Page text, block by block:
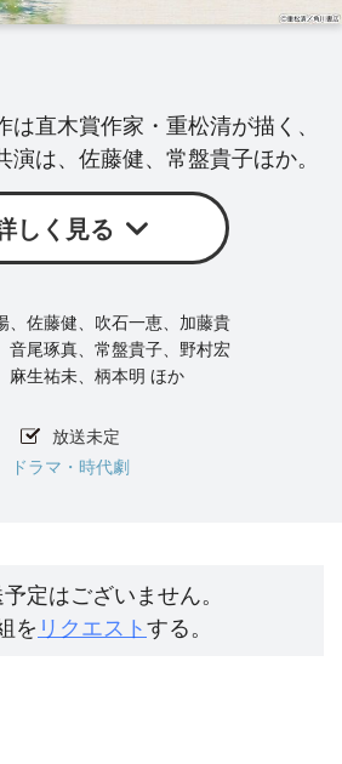
直木賞作家・重松清が描く、
は、佐藤健、常盤貴子ほか。
しく見る
、佐藤健、吹石一恵、加藤貴
音尾琢真、常盤貴子、野村宏
麻生祐未、柄本明 ほか
放送未定
ドラマ・時代劇
定はございません。
を リクエストする。